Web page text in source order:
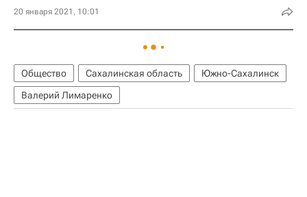
20 января 2021, 10:01
Общество Сахалинская область
Южно-Сахалинск
Валерий Лимаренко